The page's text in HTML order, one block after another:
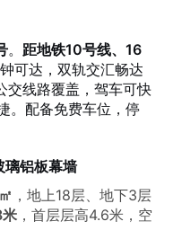
。 距地铁10号线、16
可达，双轨交汇畅达
线路覆盖，驾车可快
。配备免费车位，停
璃铝板幕墙
，地上18层、地下3层
，首层层高4.6米，空